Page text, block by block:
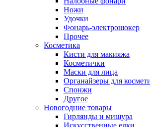
Ножи
Удочки
Фонарь-электрошокер
Прочее
Косметика
Кисти для макияжа
Косметички
Маски для лица
Органайзеры для
Спонжи
Другое
Новогодние товары
Гирлянды и мишура
Искусственные елки